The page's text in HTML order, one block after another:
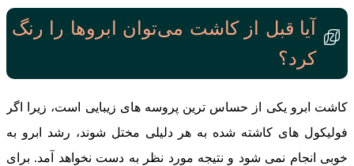
آیا قبل از کاشت می‌توان ابروها را رنگ
کرد؟
کاشت ابرو یکی از حساس ‌ترین پروسه ‌های زیبایی است، زیرا اگر
فولیکول ‌های کاشته شده به ‌هر دلیلی مختل شوند، رشد ابرو به
‌خوبی انجام نمی ‌شود و نتیجه مورد نظر به دست نخواهد آمد. برای